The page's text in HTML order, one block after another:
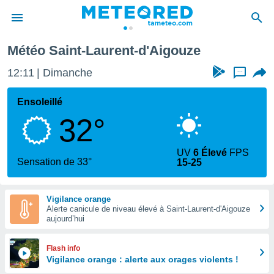
de
Météo Saint-Laurent-d'Aigouze
12:11 Dimanche ...
Ensoleillé
32°
Sensation de 33°
UV6 Élevé FPS
15-25
Vigilance orange
Alerte canicule de niveau élevé à Saint-Laurent-d'Aigouze
aujourd’hui
Flash info
Vigilance orange : alerte aux orages violents !